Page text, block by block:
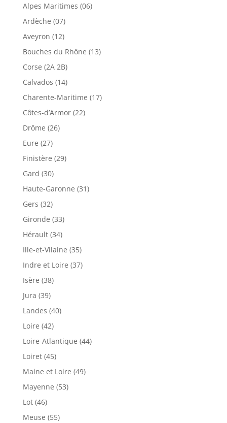
Alpes Maritimes (06)
Ardèche (07)
Aveyron (12)
Bouches du Rhône (13)
Corse (2A 2B)
Calvados (14)
Charente-Maritime (17)
Côtes-d’Armor (22)
Drôme (26)
Eure (27)
Finistère (29)
Gard (30)
Haute-Garonne (31)
Gers (32)
Gironde (33)
Hérault (34)
Ille-et-Vilaine (35)
Indre et Loire (37)
Isère (38)
Jura (39)
Landes (40)
Loire (42)
Loire-Atlantique (44)
Loiret (45)
Maine et Loire (49)
Mayenne (53)
Lot (46)
Meuse (55)